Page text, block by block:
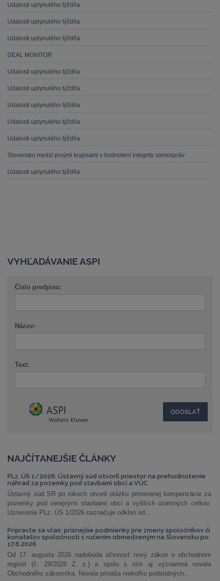
Udalosti uplynulého týždňa
Udalosti uplynulého týždňa
Udalosti uplynulého týždňa
DEAL MONITOR
Udalosti uplynulého týždňa
Udalosti uplynulého týždňa
Udalosti uplynulého týždňa
Udalosti uplynulého týždňa
Udalosti uplynulého týždňa
Slovensko medzi prvými krajinami v hodnotení integrity samospráv
Udalosti uplynulého týždňa
VYHĽADÁVANIE ASPI
Číslo predpisu:
Názov:
Text:
NAJČÍTANEJŠIE ČLÁNKY
PLz. ÚS 1/2026: Ústavný súd otvoril priestor na prehodnotenie
náhrad za pozemky pod stavbami obcí a VÚC
Ústavný súd SR po rokoch otvoril otázku primeranej kompenzácie za
pozemky pod verejnými stavbami obcí a vyšších územných celkov.
Uznesenie PLz. ÚS 1/2026 naznačuje odklon od...
Pripravte sa včas: prísnejšie podmienky pre zmeny spoločníkov či
konateľov spoločnosti s ručením obmedzeným na Slovensku po
17.8.2026
Od 17. augusta 2026 nadobúda účinnosť nový zákon o obchodnom
registri (č. 29/2026 Z. z.) a spolu s ním aj významná novela
Obchodného zákonníka. Novela prináša niekoľko podstatných...